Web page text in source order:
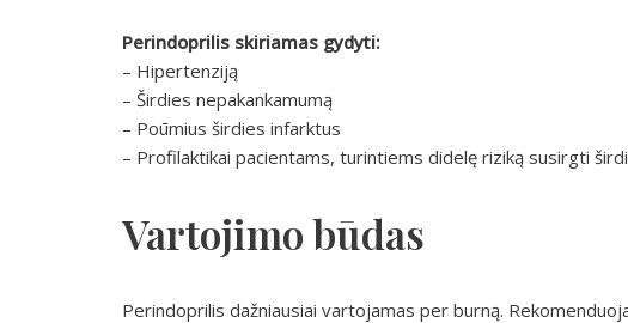
Perindoprilis skiriamas gydyti:
– Hipertenziją
– Širdies nepakankamumą
– Poūmius širdies infarktus
– Profilaktikai pacientams, turintiems didelę riziką susirgti
Vartojimo būdas
Perindoprilis dažniausiai vartojamas per burną.